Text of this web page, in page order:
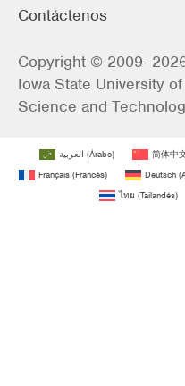
Contáctenos
Copyright ©
Iowa State University of
Science and
العربية (Árabe) 简体中
Français(Francés) Deutsch(
ไทย (Tailandés)